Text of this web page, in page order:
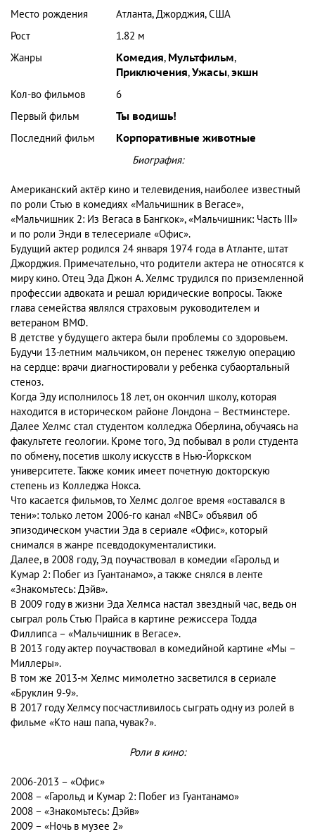
Место рождения
Атланта, Джорджия, США
Рост
1.82 м
Жанры
Комедия, Мультфильм,
Приключения,Ужасы,экшн
Кол-во фильмов
6
Первый фильм
Ты водишь!
Последний фильм
Корпоративные животные
Биография:
Американский актёр кино и телевидения, наиболее известный
по роли Стью в комедиях «Мальчишник в Вегасе»,
«Мальчишник 2: Из Вегаса в Бангкок», «Мальчишник: Часть III»
и по роли Энди в телесериале «Офис».
Будущий актер родился 24 января 1974 года в Атланте, штат
Джорджия. Примечательно, что родители актера не относятся к
миру кино. Отец Эда Джон А. Хелмс трудился по приземленной
профессии адвоката и решал юридические вопросы. Также
глава семейства являлся страховым руководителем и
ветераном ВМФ.
В детстве у будущего актера были проблемы со здоровьем.
Будучи 13-летним мальчиком, он перенес тяжелую операцию
на сердце: врачи диагностировали у ребенка субаортальный
стеноз.
Когда Эду исполнилось 18 лет, он окончил школу, которая
находится в историческом районе Лондона – Вестминстере.
Далее Хелмс стал студентом колледжа Оберлина, обучаясь на
факультете геологии. Кроме того, Эд побывал в роли студента
по обмену, посетив школу искусств в Нью-Йоркском
университете. Также комик имеет почетную докторскую
степень из Колледжа Нокса.
Что касается фильмов, то Хелмс долгое время «оставался в
тени»: только летом 2006-го канал «NBC» объявил об
эпизодическом участии Эда в сериале «Офис», который
снимался в жанре псевдодокументалистики.
Далее, в 2008 году, Эд поучаствовал в комедии «Гарольд и
Кумар 2: Побег из Гуантанамо», а также снялся в ленте
«Знакомьтесь: Дэйв».
В 2009 году в жизни Эда Хелмса настал звездный час, ведь он
сыграл роль Стью Прайса в картине режиссера Тодда
Филлипса – «Мальчишник в Вегасе».
В 2013 году актер поучаствовал в комедийной картине «Мы –
Миллеры».
В том же 2013-м Хелмс мимолетно засветился в сериале
«Бруклин 9-9».
В 2017 году Хелмсу посчастливилось сыграть одну из ролей в
фильме «Кто наш папа, чувак?».
Роли в кино:
2006-2013 – «Офис»
2008 – «Гарольд и Кумар 2: Побег из Гуантанамо»
2008 – «Знакомьтесь: Дэйв»
2009 – «Ночь в музее 2»